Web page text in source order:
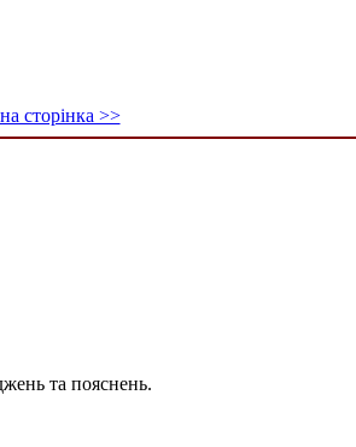
сторінка >>
та пояснень.